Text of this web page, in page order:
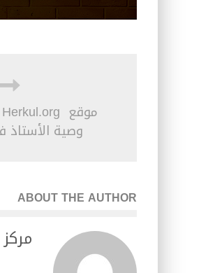
وصية الأستاذ
ABOUT THE AUTHOR
مركز